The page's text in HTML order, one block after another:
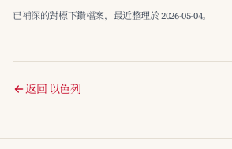
已補深的對標下鑽檔案，最近整理於 2026-05-04。
返回 以色列